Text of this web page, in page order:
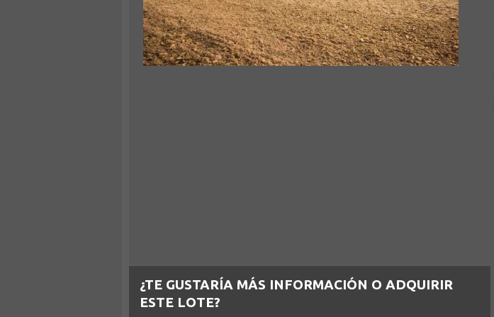
¿TE GUSTARÍA MÁS INFORMACIÓN O ADQUIRIR
ESTE LOTE?